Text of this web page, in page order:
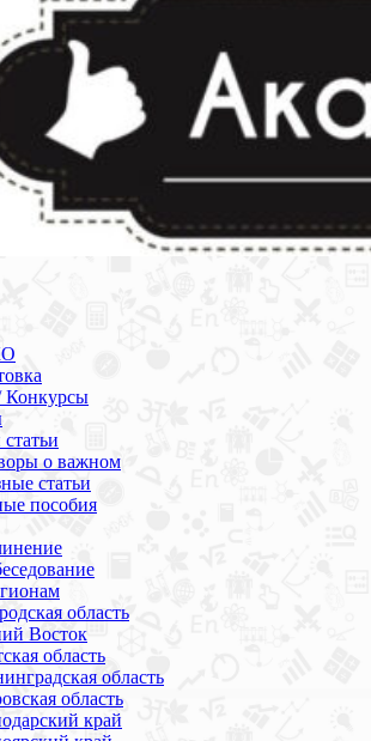
ОГЭ, ВПР, МЦКО, СтатГрад, КДР, ВОШ,
о важном
статьи
пособия
область
Восток
область
область
область
край